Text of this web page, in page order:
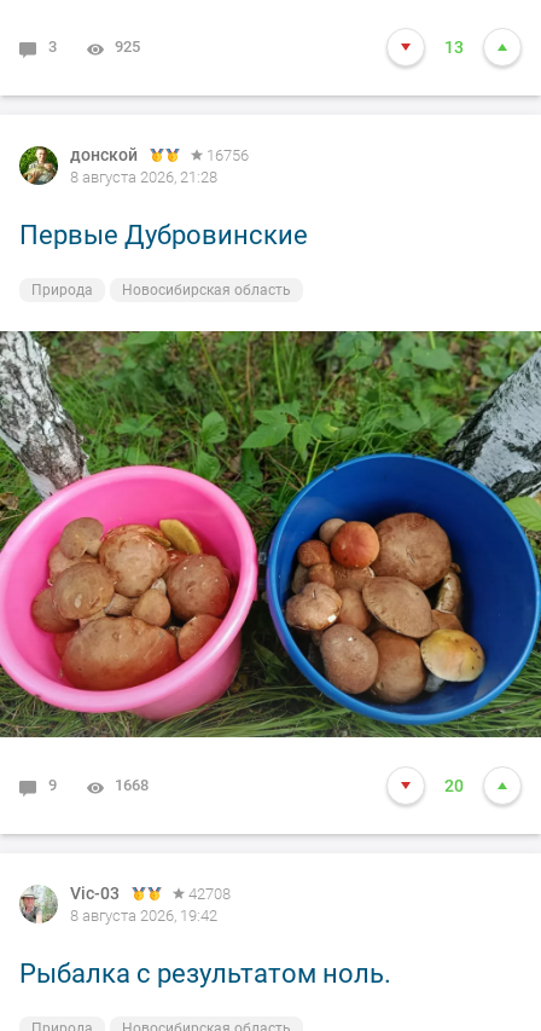
3 925 13
донской
16756
8 августа 2026, 21:28
Первые Дубровинские
Природа Новосибирская область
9 1668 20
Vic-03
42708
8 августа 2026, 19:42
Рыбалка с результатом ноль.